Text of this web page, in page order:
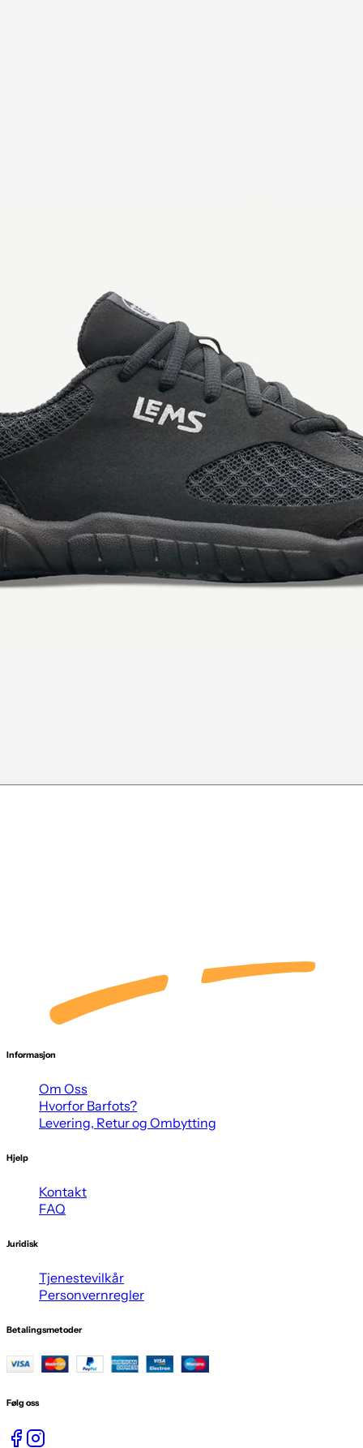
Informasjon
Om Oss
Hvorfor Barfots?
Levering, Retur og Ombytting
Hjelp
Kontakt
FAQ
Juridisk
Tjenestevilkår
Personvernregler
Betalingsmetoder
Følg oss